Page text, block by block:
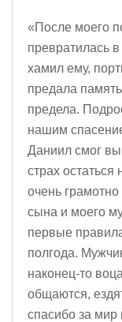
«После моего
превратилась
хамил ему,
предала
предела.
нашим
Даниил смог
страх
очень
сына и моего
первые
полгода.
наконец-то
общаются,
спасибо за мир